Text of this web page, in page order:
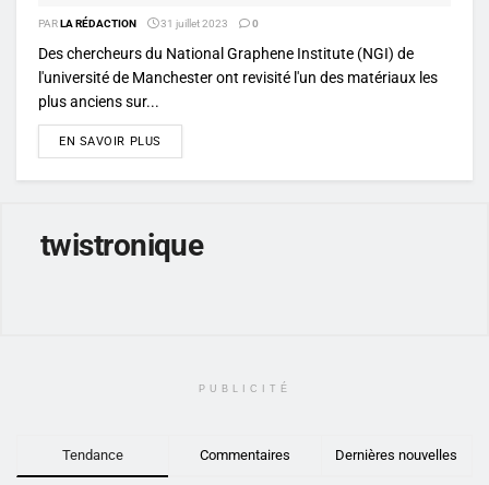
PARLA RÉDACTION 31 juillet 2023 0
Des chercheurs du National Graphene Institute (NGI) de
l'université de Manchester ont revisité l'un des matériaux les
plus anciens sur...
EN SAVOIR PLUS
twistronique
PUBLICITÉ
Tendance Commentaires Dernières nouvelles